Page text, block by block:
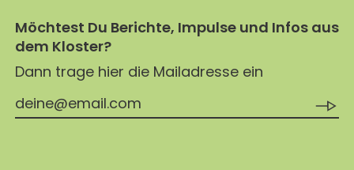
Möchtest Du Berichte, Impulse und Infos aus
dem Kloster?
Dann trage hier die Mailadresse ein